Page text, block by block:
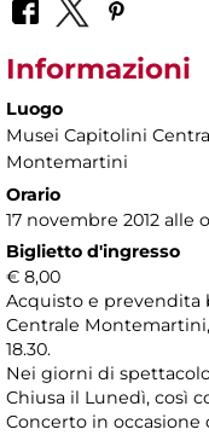
Informazioni
Luogo
Musei Capitolini
Montemartini
Orario
17 novembre 2012 alle
Biglietto d'ingresso
€ 8,00
Acquisto e
Centrale
18.30.
Nei giorni di
Chiusa il Lunedì, così
Concerto in